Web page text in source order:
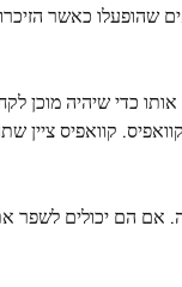
כאשר הזיכרון
כדי שיהיה
קוואפיס ציין
אם הם יכולים